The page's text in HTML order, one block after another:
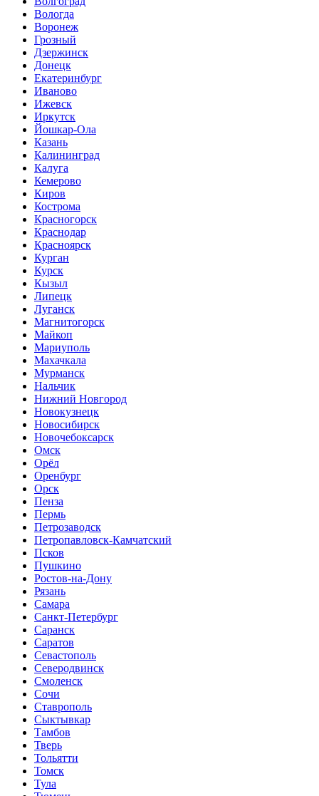
Вологда
Воронеж
Грозный
Дзержинск
Донецк
Екатеринбург
Иваново
Ижевск
Иркутск
Йошкар-Ола
Казань
Калининград
Калуга
Кемерово
Киров
Кострома
Красногорск
Краснодар
Красноярск
Курган
Курск
Кызыл
Липецк
Луганск
Магнитогорск
Майкоп
Мариуполь
Махачкала
Мурманск
Нальчик
Нижний Новгород
Новокузнецк
Новосибирск
Новочебоксарск
Омск
Орёл
Оренбург
Орск
Пенза
Пермь
Петрозаводск
Петропавловск-Камчатский
Псков
Пушкино
Ростов-на-Дону
Рязань
Самара
Санкт-Петербург
Саранск
Саратов
Севастополь
Северодвинск
Смоленск
Сочи
Ставрополь
Сыктывкар
Тамбов
Тверь
Тольятти
Томск
Тула